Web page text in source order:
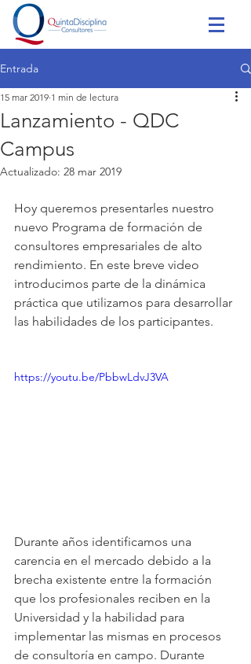
Entrada
Lanzamiento - QDC
Campus
15 mar 2019 1 min de lectura
Actualizado: 28 mar 2019
Hoy queremos presentarles nuestro
nuevo Programa de formación de
consultores empresariales de alto
rendimiento. En este breve video
introducimos parte de la dinámica
práctica que utilizamos para desarrollar
las habilidades de los participantes.
https://youtu.be/PbbwLdvJ3VA
Durante años identificamos una
carencia en el mercado debido a la
brecha existente entre la formación
que los profesionales reciben en la
Universidad y la habilidad para
implementar las mismas en procesos
de consultoría en campo. Durante